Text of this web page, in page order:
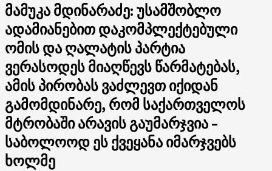
მამუკა მდინარაძე: უსამშობლო
ადამიანებით დაკომპლექტებული
ომის და ღალატის პარტია
ვერასოდეს მიაღწევს წარმატებას,
ამის პირობას ვაძლევთ იქიდან
გამომდინარე, რომ საქართველოს
მტრობაში არავის გაუმარჯვია –
საბოლოოდ ეს ქვეყანა იმარჯვებს
ხოლმე